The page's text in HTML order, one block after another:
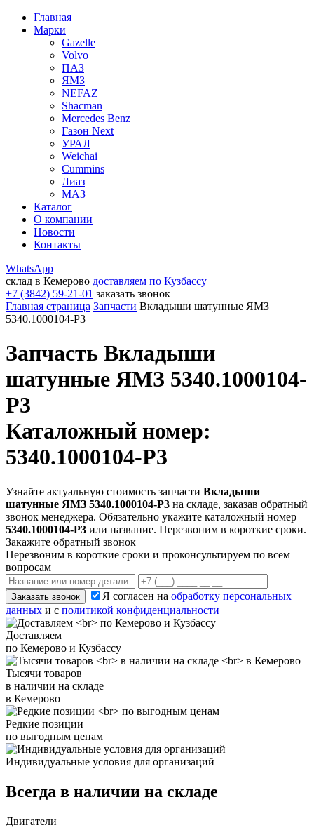
Главная
Марки
Gazelle
Volvo
ПАЗ
ЯМЗ
NEFAZ
Shacman
Mercedes Benz
Газон Next
УРАЛ
Weichai
Cummins
Лиаз
МАЗ
Каталог
О компании
Новости
Контакты
WhatsApp
склад в Кемерово доставляем по Кузбассу
+7 (3842) 59-21-01 заказать звонок
Главная страница Запчасти Вкладыши шатунные ЯМЗ
5340.1000104-Р3
Запчасть Вкладыши
шатунные ЯМЗ 5340.1000104-
Р3
Каталожный номер:
5340.1000104-Р3
Узнайте актуальную стоимость запчасти Вкладыши
шатунные ЯМЗ 5340.1000104-Р3 на складе, заказав обратный
звонок менеджера. Обязательно укажите каталожный номер
5340.1000104-Р3 или название. Перезвоним в короткие сроки.
Закажите обратный звонок
Перезвоним в короткие сроки и проконсультируем по всем
вопросам
Заказать звонок Я согласен на обработку персональных
данных и с политикой конфиденциальности
Доставляем
по Кемерово и Кузбассу
Тысячи товаров
в наличии на складе
в Кемерово
Редкие позиции
по выгодным ценам
Индивидуальные условия для организаций
Всегда в наличии на складе
Двигатели